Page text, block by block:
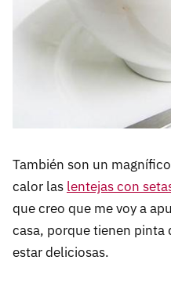
También son un
calor las lentejas con
que creo que me voy a
casa, porque tienen pinta
estar deliciosas.